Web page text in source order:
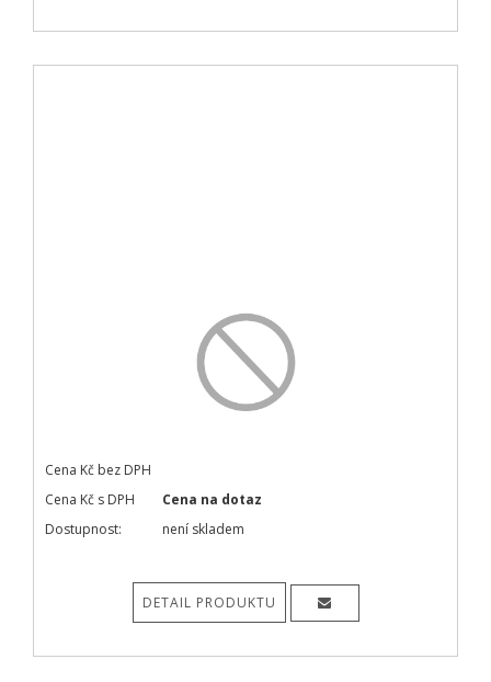
Cena Kč bez DPH
Cena Kč s DPH
Cena na dotaz
Dostupnost:
není skladem
DETAIL PRODUKTU